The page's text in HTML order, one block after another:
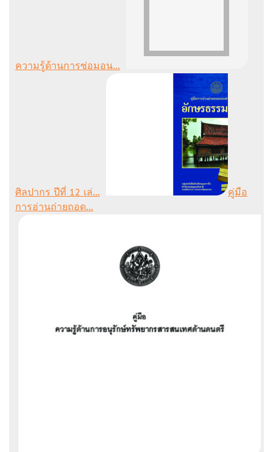
ความรู้ด้านการซ่อมอน...
ศิลปากร ปีที่ 12 เล่...
คู่มือ
การอ่านถ่ายถอด...